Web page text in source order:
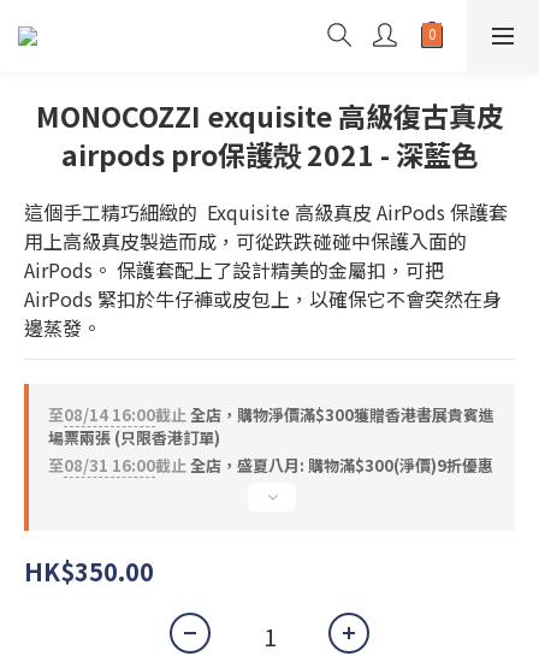
MONOCOZZI exquisite 高級復古真皮
airpods pro保護殻 2021 - 深藍色
這個手工精巧細緻的  Exquisite 高級真皮 AirPods 保護套
用上高級真皮製造而成，可從跌跌碰碰中保護入面的
AirPods。 保護套配上了設計精美的金屬扣，可把
AirPods 緊扣於牛仔褲或皮包上，以確保它不會突然在身
邊蒸發。
至08/14 16:00截止全店，購物淨價滿$300獲贈香港書展貴賓進
場票兩張 (只限香港訂單)
至08/31 16:00截止全店，盛夏八月: 購物滿$300(淨價)9折優惠
HK$350.00